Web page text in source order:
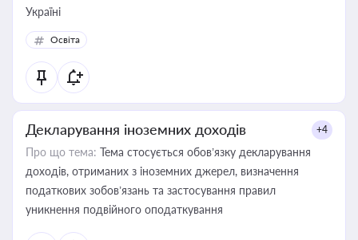
Україні
Освіта
Декларування іноземних доходів +4
Про що тема: Тема стосується обов’язку декларування
доходів, отриманих з іноземних джерел, визначення
податкових зобов’язань та застосування правил
уникнення подвійного оподаткування